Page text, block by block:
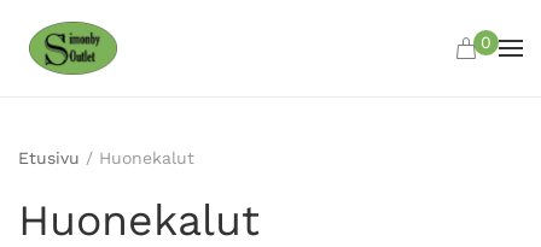
Skip to main content
0
Etusivu / Huonekalut
Huonekalut